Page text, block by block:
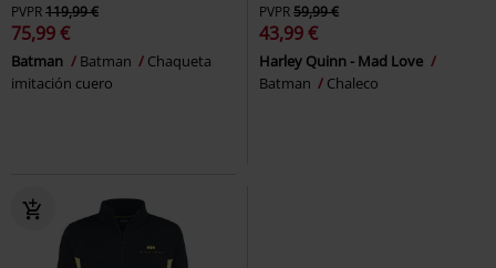
PVPR119,99 €
75,99 €
Batman Batman
Chaqueta
imitación cuero
PVPR59,99 €
43,99 €
Harley Quinn - Mad Love
Batman
Chaleco